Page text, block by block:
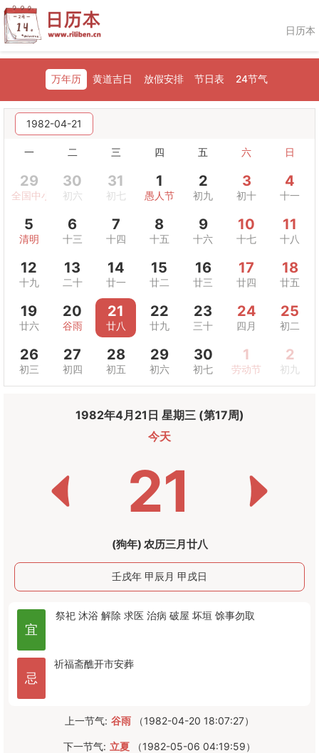
日历本
万年历 黄道吉日 放假安排 节日表 24节气
1982-04-21
一 二 三 四 五 六 日
29
全国中小学生安全教育日
30
初六
31
初七
1
愚人节
2
初九
3
初十
4
十一
5
清明
6
十三
7
十四
8
十五
9
十六
10
十七
11
十八
12
十九
13
二十
14
廿一
15
廿二
16
廿三
17
廿四
18
廿五
19
廿六
20
谷雨
21
廿八
22
廿九
23
三十
24
四月
25
初二
26
初三
27
初四
28
初五
29
初六
30
初七
1
劳动节
2
初九
1982年4月21日 星期三 (第17周)
今天
21
(狗年) 农历三月廿八
壬戌年 甲辰月 甲戌日
宜
祭祀 沐浴 解除 求医 治病 破屋 坏垣 馀事勿取
忌
祈福斋醮开市安葬
上一节气: 谷雨 （1982-04-20 18:07:27）
下一节气: 立夏 （1982-05-06 04:19:59）